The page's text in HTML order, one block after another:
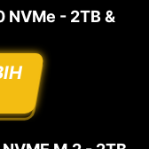
NVMe - 2TB &